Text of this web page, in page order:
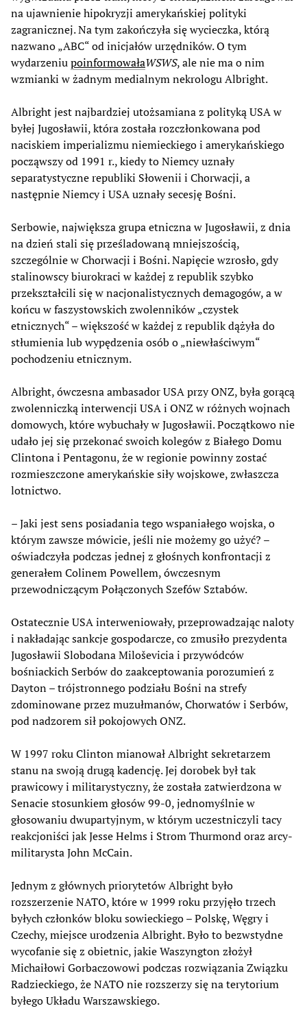
na ujawnienie hipokryzji amerykańskiej polityki
zagranicznej. Na tym zakończyła się wycieczka, którą
nazwano „ABC“ od inicjałów urzędników. O tym
wydarzeniupoinformowałaWSWS, ale nie ma o nim
wzmianki w żadnym medialnym nekrologu Albright.
Albright jest najbardziej utożsamiana z polityką USA w
byłej Jugosławii, która została rozczłonkowana pod
naciskiem imperializmu niemieckiego i amerykańskiego
począwszy od 1991 r., kiedy to Niemcy uznały
separatystyczne republiki Słowenii i Chorwacji, a
następnie Niemcy i USA uznały secesję Bośni.
Serbowie, największa grupa etniczna w Jugosławii, z dnia
na dzień stali się prześladowaną mniejszością,
szczególnie w Chorwacji i Bośni. Napięcie wzrosło, gdy
stalinowscy biurokraci w każdej z republik szybko
przekształcili się w nacjonalistycznych demagogów, a w
końcu w faszystowskich zwolenników „czystek
etnicznych“ – większość w każdej z republik dążyła do
stłumienia lub wypędzenia osób o „niewłaściwym“
pochodzeniu etnicznym.
Albright, ówczesna ambasador USA przy ONZ, była gorącą
zwolenniczką interwencji USA i ONZ w różnych wojnach
domowych, które wybuchały w Jugosławii. Początkowo nie
udało jej się przekonać swoich kolegów z Białego Domu
Clintona i Pentagonu, że w regionie powinny zostać
rozmieszczone amerykańskie siły wojskowe, zwłaszcza
lotnictwo.
– Jaki jest sens posiadania tego wspaniałego wojska, o
którym zawsze mówicie, jeśli nie możemy go użyć? –
oświadczyła podczas jednej z głośnych konfrontacji z
generałem Colinem Powellem, ówczesnym
przewodniczącym Połączonych Szefów Sztabów.
Ostatecznie USA interweniowały, przeprowadzając naloty
i nakładając sankcje gospodarcze, co zmusiło prezydenta
Jugosławii Slobodana Miloševicia i przywódców
bośniackich Serbów do zaakceptowania porozumień z
Dayton – trójstronnego podziału Bośni na strefy
zdominowane przez muzułmanów, Chorwatów i Serbów,
pod nadzorem sił pokojowych ONZ.
W 1997 roku Clinton mianował Albright sekretarzem
stanu na swoją drugą kadencję. Jej dorobek był tak
prawicowy i militarystyczny, że została zatwierdzona w
Senacie stosunkiem głosów 99-0, jednomyślnie w
głosowaniu dwupartyjnym, w którym uczestniczyli tacy
reakcjoniści jak Jesse Helms i Strom Thurmond oraz arcy-
militarysta John McCain.
Jednym z głównych priorytetów Albright było
rozszerzenie NATO, które w 1999 roku przyjęło trzech
byłych członków bloku sowieckiego – Polskę, Węgry i
Czechy, miejsce urodzenia Albright. Było to bezwstydne
wycofanie się z obietnic, jakie Waszyngton złożył
Michaiłowi Gorbaczowowi podczas rozwiązania Związku
Radzieckiego, że NATO nie rozszerzy się na terytorium
byłego Układu Warszawskiego.